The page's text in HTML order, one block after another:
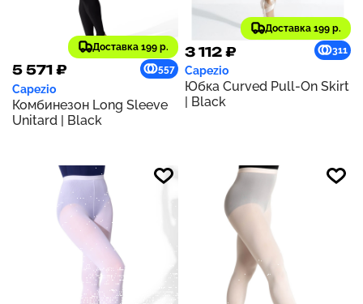
Доставка 199 р.
5 571 ₽ 557
Capezio
Комбинезон Long Sleeve
Unitard | Black
Доставка 199 р.
3 112 ₽ 311
Capezio
Юбка Curved Pull-On Skirt
| Black